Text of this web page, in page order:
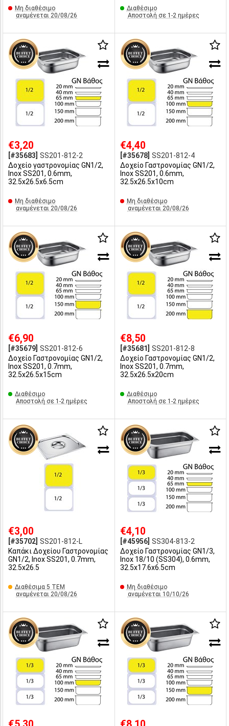
Μη διαθέσιμο
αναμένεται 20/08/26
Διαθέσιμο
Αποστολή σε 1-2 ημέρες
€3,20
[#35683] SS201-812-2
Δοχείο γαστρονομίας GN1/2,
Inox SS201, 0.6mm,
32.5x26.5x6.5cm
Μη διαθέσιμο
αναμένεται 20/08/26
€4,40
[#35678] SS201-812-4
Δοχείο Γαστρονομίας GN1/2,
Inox SS201, 0.6mm,
32.5x26.5x10cm
Μη διαθέσιμο
αναμένεται 20/08/26
€6,90
[#35679] SS201-812-6
Δοχείο Γαστρονομίας GN1/2,
Inox SS201, 0.7mm,
32.5x26.5x15cm
Διαθέσιμο
Αποστολή σε 1-2 ημέρες
€8,50
[#35681]
SS201-812-8
Δοχείο Γαστρονομίας GN1/2,
Inox SS201, 0.7mm,
32.5x26.5x20cm
Διαθέσιμο
Αποστολή σε 1-2 ημέρες
€3,00
[#35702] SS201-812-L
Καπάκι Δοχείου Γαστρονομίας
GN1/2, Inox SS201, 0.7mm,
32.5x26.5
Διαθέσιμα 5 ΤΕΜ
αναμένεται 20/08/26
€4,10
[#45956] SS304-813-2
Δοχείο Γαστρονομίας GN1/3,
Inox 18/10 (SS304), 0.6mm,
32.5x17.6x6.5cm
Μη διαθέσιμο
αναμένεται 10/10/26